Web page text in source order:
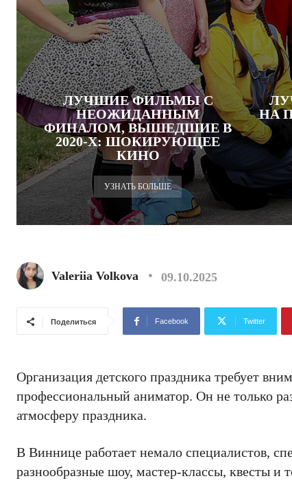
ЛУЧШИЕ ФИЛЬМЫ С
НЕОЖИДАННЫМ
ФИНАЛОМ, ВЫШЕДШИЕ В
2020-Х: ШОКИРУЮЩЕЕ
КИНО
УЗНАТЬ БОЛЬШЕ
НА
Valeriia Volkova 09.10.2025
Поделиться Facebook Twitter
Организация детского праздника требует
профессиональный аниматор. Он не только
атмосферу праздника.
В Виннице работает немало специалистов,
разнообразные шоу, мастер-классы, квесты